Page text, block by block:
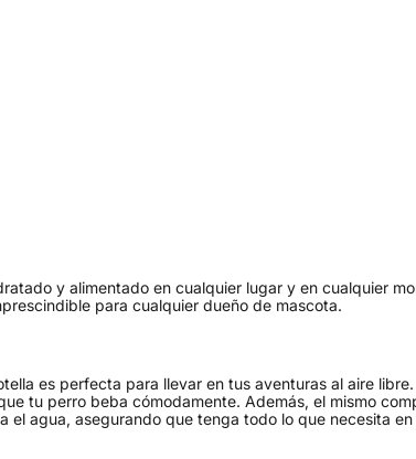
y alimentado en cualquier lugar y en cualquier
para cualquier dueño de mascota.
es perfecta para llevar en tus aventuras al aire libre.
tu perro beba cómodamente. Además, el mismo
agua, asegurando que tenga todo lo que necesita en